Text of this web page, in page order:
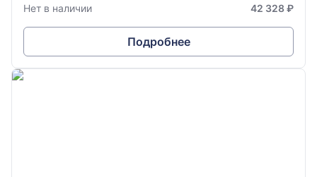
Нет в наличии
42 328 ₽
Подробнее